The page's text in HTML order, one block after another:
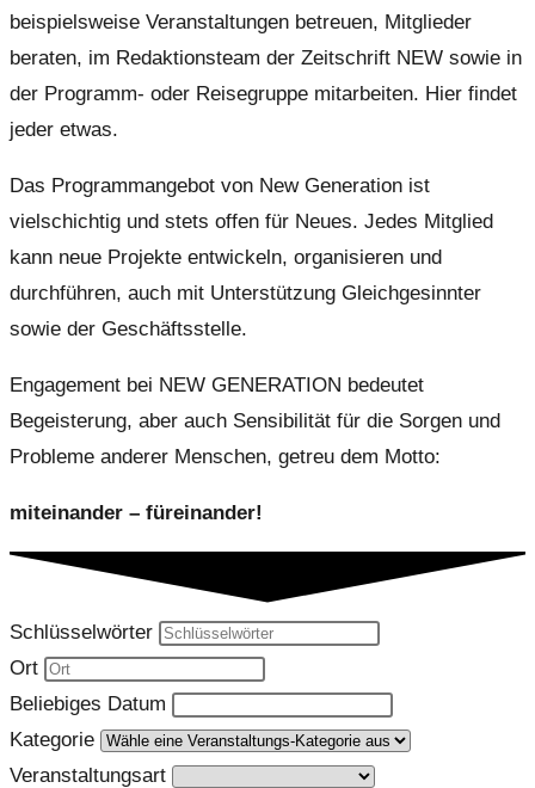
beispielsweise Veranstaltungen betreuen, Mitglieder
beraten, im Redaktionsteam der Zeitschrift NEW sowie in
der Programm- oder Reisegruppe mitarbeiten. Hier findet
jeder etwas.
Das Programmangebot von New Generation ist
vielschichtig und stets offen für Neues. Jedes Mitglied
kann neue Projekte entwickeln, organisieren und
durchführen, auch mit Unterstützung Gleichgesinnter
sowie der Geschäftsstelle.
Engagement bei NEW GENERATION bedeutet
Begeisterung, aber auch Sensibilität für die Sorgen und
Probleme anderer Menschen, getreu dem Motto:
miteinander – füreinander!
Schlüsselwörter
Ort
Beliebiges Datum
Kategorie
Veranstaltungsart